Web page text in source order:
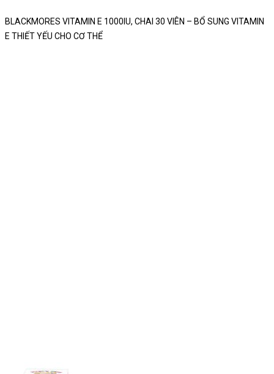
BLACKMORES VITAMIN E 1000IU, CHAI 30 VIÊN – BỔ SUNG VITAMIN
E THIẾT YẾU CHO CƠ THỂ